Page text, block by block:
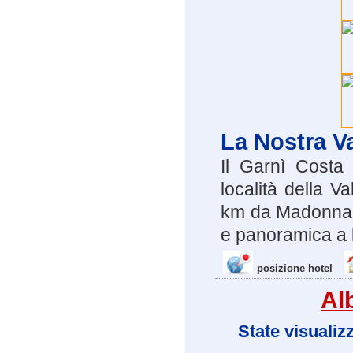
La Nostra
Il Garnì Costa
località della
km da
e panoramica
posizione hotel
State